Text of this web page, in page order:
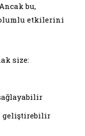
bu,
etkilerini
size:
geliştirebilir